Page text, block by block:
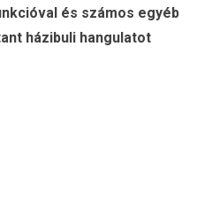
és számos egyéb
házibuli hangulatot